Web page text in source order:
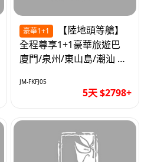
豪華1+1
全程尊享1+1豪華旅遊巴
廈門/泉州/東山島/潮汕 精
JM-FKFJ05
5天 $2798+